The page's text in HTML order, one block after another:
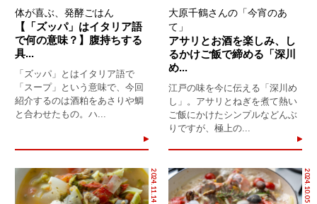
体が喜ぶ、発酵ごはん
【「ズッパ」はイタリア語
で何の意味？】腹持ちする
具...
「ズッパ」とはイタリア語で
「スープ」という意味で、今回
紹介するのは酒粕をあさりや鯛
と合わせたもの。ハ...
大原千鶴さんの「今宵のあ
て」
アサリとお酒を楽しみ、し
るかけご飯で締める「深川
め...
江戸の味を今に伝える「深川め
し」。アサリとねぎを煮て熱い
ご飯にかけたシンプルなどんぶ
りですが、極上の...
2024.11.14 2024.10.05